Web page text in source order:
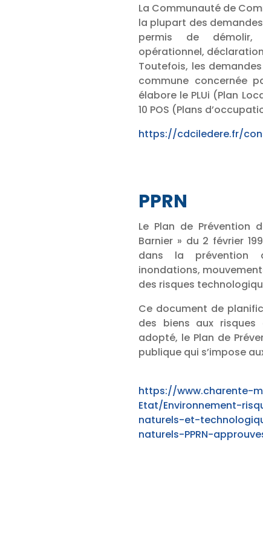
La Communauté de
la plupart des
permis de démolir,
opérationnel,
Toutefois, les
commune concernée
élabore le PLUi (Plan
10 POS (Plans
https://cdciledere.fr/
PPRN
Le Plan de Prévention
Barnier » du 2 février
dans la prévention
inondations,
des risques
Ce document de
des biens aux risques
adopté, le Plan de
publique qui s’impose
https://www.charente-
Etat/Environnement-
naturels-et-
naturels-PPRN-